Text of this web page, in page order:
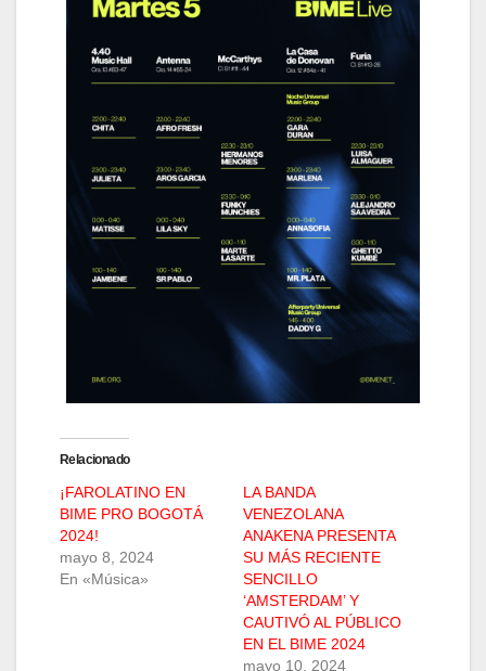
Relacionado
¡FAROLATINO EN
BIME PRO BOGOTÁ
2024!
mayo 8, 2024
En «Música»
LA BANDA
VENEZOLANA
ANAKENA PRESENTA
SU MÁS RECIENTE
SENCILLO
‘AMSTERDAM’ Y
CAUTIVÓ AL PÚBLICO
EN EL BIME 2024
mayo 10, 2024